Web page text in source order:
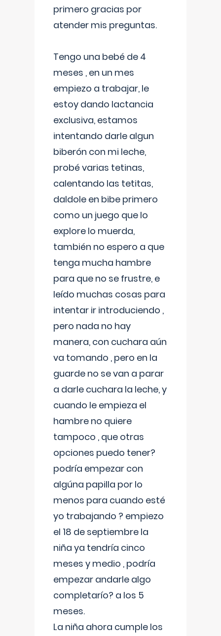
primero gracias por
atender mis preguntas.
Tengo una bebé de 4
meses , en un mes
empiezo a trabajar, le
estoy dando lactancia
exclusiva, estamos
intentando darle algun
biberón con mi leche,
probé varias tetinas,
calentando las tetitas,
daldole en bibe primero
como un juego que lo
explore lo muerda,
también no espero a que
tenga mucha hambre
para que no se frustre, e
leído muchas cosas para
intentar ir introduciendo ,
pero nada no hay
manera, con cuchara aún
va tomando , pero en la
guarde no se van a parar
a darle cuchara la leche, y
cuando le empieza el
hambre no quiere
tampoco , que otras
opciones puedo tener?
podría empezar con
algúna papilla por lo
menos para cuando esté
yo trabajando ? empiezo
el 18 de septiembre la
niña ya tendría cinco
meses y medio , podría
empezar andarle algo
completarío? a los 5
meses.
La niña ahora cumple los